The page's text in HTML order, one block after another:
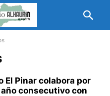
El Pinar colabora por
consecutivo con